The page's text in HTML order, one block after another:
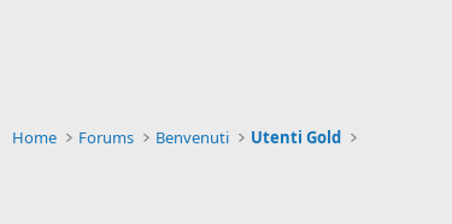
Home Forums Benvenuti Utenti Gold